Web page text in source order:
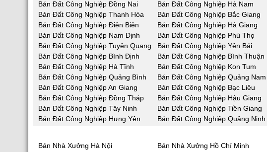
Bán Đất Công Nghiệp Đồng Nai
Bán Đất Công Nghiệp Hà Nam
Bán Đất Công Nghiệp Thanh Hóa
Bán Đất Công Nghiệp Bắc Giang
Bán Đất Công Nghiệp Điện Biên
Bán Đất Công Nghiệp Hà Giang
Bán Đất Công Nghiệp Nam Định
Bán Đất Công Nghiệp Phú Thọ
Bán Đất Công Nghiệp Tuyên Quang
Bán Đất Công Nghiệp Yên Bái
Bán Đất Công Nghiệp Bình Định
Bán Đất Công Nghiệp Bình Thuận
Bán Đất Công Nghiệp Hà Tĩnh
Bán Đất Công Nghiệp Kon Tum
Bán Đất Công Nghiệp Quảng Bình
Bán Đất Công Nghiệp Quảng Nam
Bán Đất Công Nghiệp An Giang
Bán Đất Công Nghiệp Bạc Liêu
Bán Đất Công Nghiệp Đồng Tháp
Bán Đất Công Nghiệp Hậu Giang
Bán Đất Công Nghiệp Tây Ninh
Bán Đất Công Nghiệp Tiền Giang
Bán Đất Công Nghiệp Hưng Yên
Bán Đất Công Nghiệp Quảng Ninh
Bán Nhà Xưởng Hà Nội Bán Nhà Xưởng Hồ Chí Minh